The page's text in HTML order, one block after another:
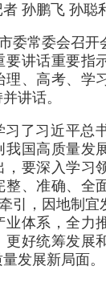
孙鹏飞 孙聪
委常委会召开
要讲话重要指
理、高考、学
讲话。
习了习近平总
我国高质量发
，要深入学习
、准确、全
引，因地制
业体系，全力
更好统筹发展
发展新局面。